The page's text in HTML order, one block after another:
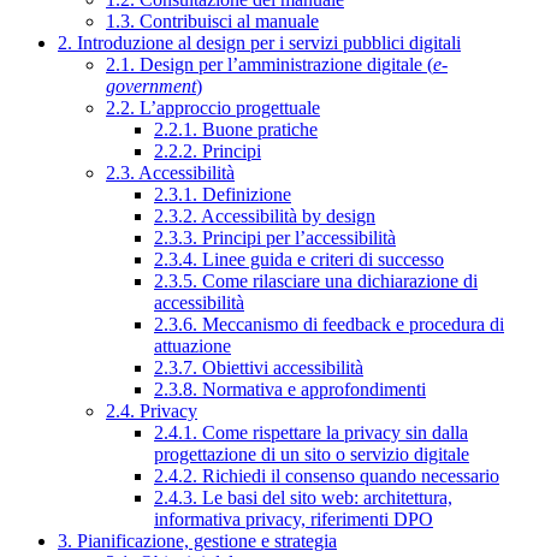
1.3. Contribuisci al manuale
2. Introduzione al design per i servizi pubblici digitali
2.1. Design per l’amministrazione digitale (e-
government)
2.2. L’approccio progettuale
2.2.1. Buone pratiche
2.2.2. Principi
2.3. Accessibilità
2.3.1. Definizione
2.3.2. Accessibilità by design
2.3.3. Principi per l’accessibilità
2.3.4. Linee guida e criteri di successo
2.3.5. Come rilasciare una dichiarazione di
accessibilità
2.3.6. Meccanismo di feedback e procedura di
attuazione
2.3.7. Obiettivi accessibilità
2.3.8. Normativa e approfondimenti
2.4. Privacy
2.4.1. Come rispettare la privacy sin dalla
progettazione di un sito o servizio digitale
2.4.2. Richiedi il consenso quando necessario
2.4.3. Le basi del sito web: architettura,
informativa privacy, riferimenti DPO
3. Pianificazione, gestione e strategia